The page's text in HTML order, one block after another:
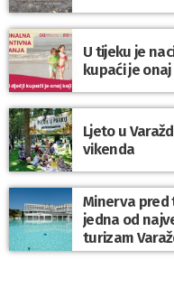
U tijeku je
kupaći je
Ljeto u
vikenda
Minerva pred
jedna od
turizam